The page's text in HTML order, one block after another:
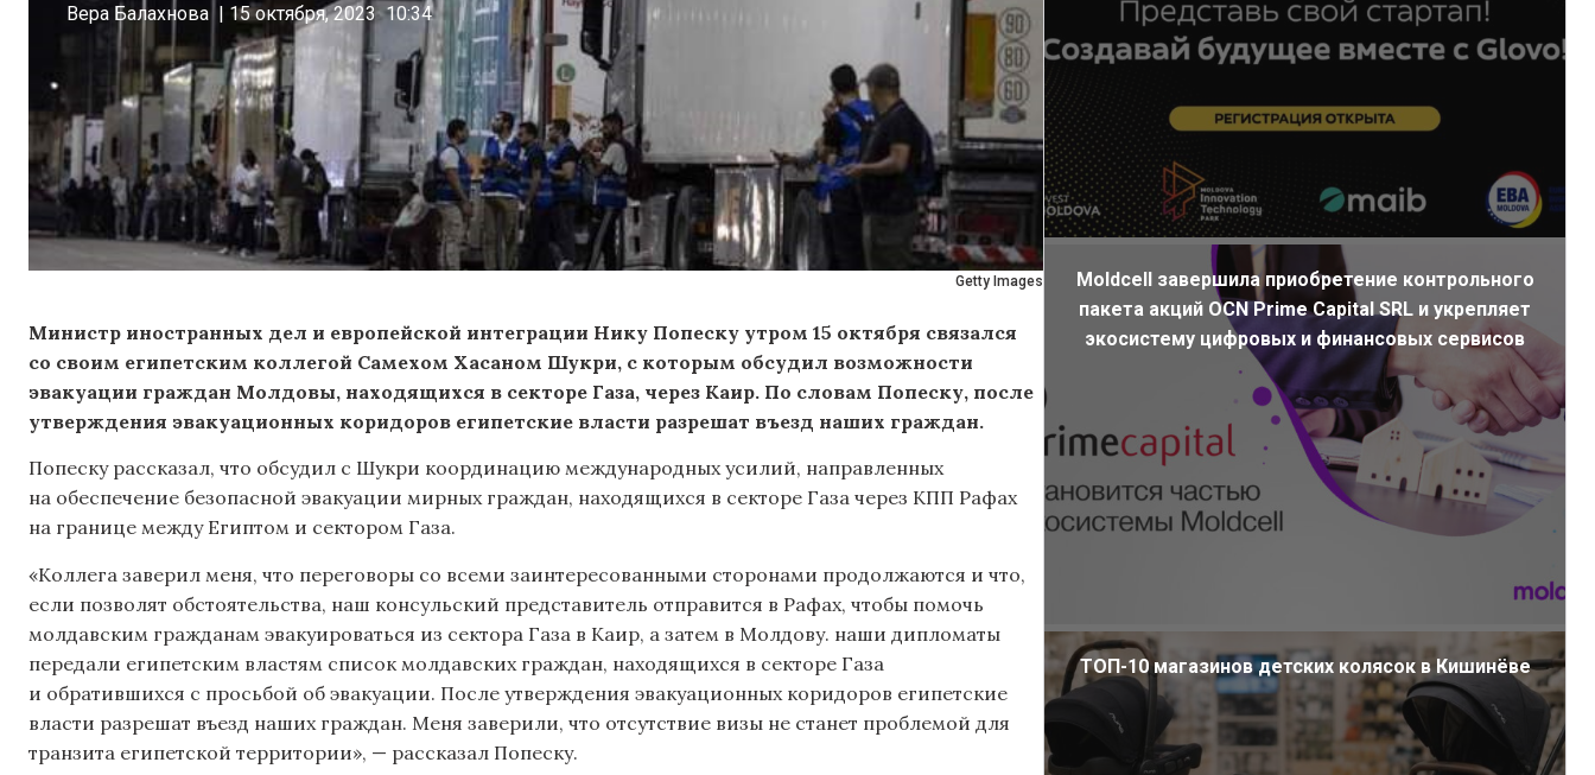
Getty Images
Вера Балахнова | 15 октября, 2023 10:34
Министр иностранных дел и европейской интеграции Нику Попеску утром 15 октября связался
со своим египетским коллегой Самехом Хасаном Шукри, с которым обсудил возможности
эвакуации граждан Молдовы, находящихся в секторе Газа, через Каир. По словам Попеску, после
утверждения эвакуационных коридоров египетские власти разрешат въезд наших граждан.
Попеску рассказал, что обсудил с Шукри координацию международных усилий, направленных
на обеспечение безопасной эвакуации мирных граждан, находящихся в секторе Газа через КПП Рафах
на границе между Египтом и сектором Газа.
«Коллега заверил меня, что переговоры со всеми заинтересованными сторонами продолжаются и что,
если позволят обстоятельства, наш консульский представитель отправится в Рафах, чтобы помочь
молдавским гражданам эвакуироваться из сектора Газа в Каир, а затем в Молдову. наши дипломаты
передали египетским властям список молдавских граждан, находящихся в секторе Газа
и обратившихся с просьбой об эвакуации. После утверждения эвакуационных коридоров египетские
власти разрешат въезд наших граждан. Меня заверили, что отсутствие визы не станет проблемой для
транзита египетской территории», — рассказал Попеску.
Moldcell завершила приобретение контрольного
пакета акций OCN Prime Capital SRL и укрепляет
экосистему цифровых и финансовых сервисов
ТОП-10 магазинов детских колясок в Кишинёве